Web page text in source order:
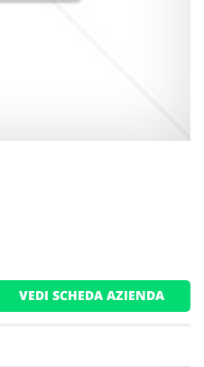
VEDI SCHEDA AZIENDA